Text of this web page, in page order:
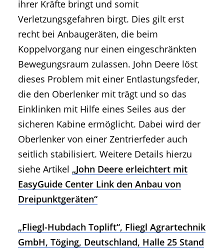
ihrer Kräfte bringt und somit
Verletzungsgefahren birgt. Dies gilt erst
recht bei Anbaugeräten, die beim
Koppelvorgang nur einen eingeschränkten
Bewegungsraum zulassen. John Deere löst
dieses Problem mit einer Entlastungsfeder,
die den Oberlenker mit trägt und so das
Einklinken mit Hilfe eines Seiles aus der
sicheren Kabine ermöglicht. Dabei wird der
Oberlenker von einer Zentrierfeder auch
seitlich stabilisiert. Weitere Details hierzu
siehe Artikel „John Deere erleichtert mit
EasyGuide Center Link den Anbau von
Dreipunktgeräten“
„Fliegl-Hubdach Toplift“, Fliegl Agrartechnik
GmbH, Töging, Deutschland, Halle 25 Stand